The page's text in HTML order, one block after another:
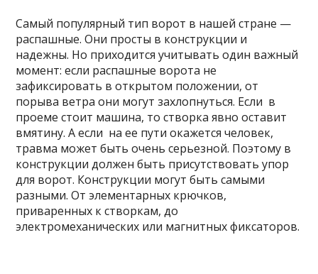
Самый популярный тип ворот в нашей стране —
распашные. Они просты в конструкции и
надежны. Но приходится учитывать один важный
момент: если распашные ворота не
зафиксировать в открытом положении, от
порыва ветра они могут захлопнуться. Если в
проеме стоит машина, то створка явно оставит
вмятину. А если на ее пути окажется человек,
травма может быть очень серьезной. Поэтому в
конструкции должен быть присутствовать упор
для ворот. Конструкции могут быть самыми
разными. От элементарных крючков,
приваренных к створкам, до
электромеханических или магнитных фиксаторов.